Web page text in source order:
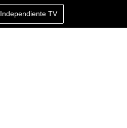
Independiente TV